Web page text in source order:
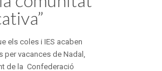
els coles i IES acaben
per vacances de Nadal,
de la Confederació